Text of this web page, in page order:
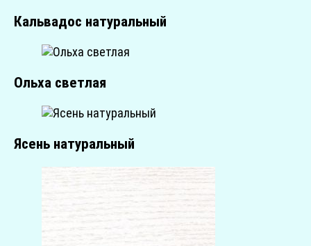
Кальвадос натуральный
Ольха светлая
Ясень натуральный